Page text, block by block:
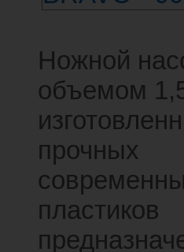
Ножной
объемом
прочных
пластиков